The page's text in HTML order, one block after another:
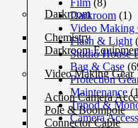
Darkroom
Chemistry
Darkroom
Video Making Gear
Action Camera
Pole & Boompole
Connector Cable
Darkroom (1)
Video Making
Flash & Light
Studio House
Bag & Case
Protection
Maintenance
Tripod &
Camera